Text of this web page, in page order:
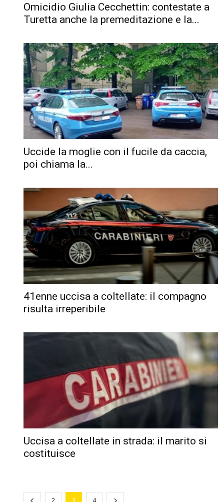
Omicidio Giulia Cecchettin: contestate a
Turetta anche la premeditazione e la...
Uccide la moglie con il fucile da caccia,
poi chiama la...
41enne uccisa a coltellate: il compagno
risulta irreperibile
Uccisa a coltellate in strada: il marito si
costituisce
2 3 4